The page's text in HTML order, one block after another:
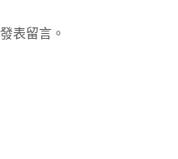
表留言。